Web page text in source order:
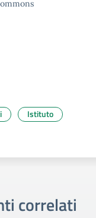
Istituto
correlati